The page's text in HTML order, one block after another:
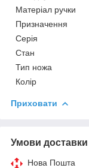
Матеріал ручки
Призначення
Серія
Стан
Тип ножа
Колір
Приховати
Умови доставки
Нова Пошта